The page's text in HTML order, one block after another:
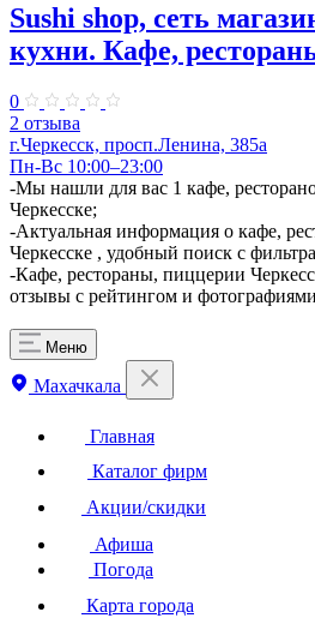
Sushi shop, сеть
кухни. Кафе,
0
2 отзыва
г.Черкесск, просп.Ленина, 385а
Пн-Вс 10:00–23:00
-Мы нашли для вас 1 кафе,
Черкесске;
-Актуальная информация о кафе,
Черкесске , удобный поиск с
-Кафе, рестораны, пиццерии
отзывы с рейтингом и
Меню
Махачкала
Главная
Каталог фирм
Акции/скидки
Афиша
Погода
Карта города